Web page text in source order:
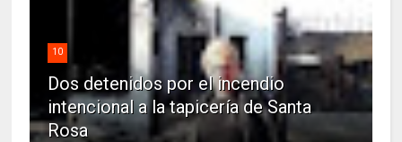
10
Dos detenidos por el incendio
intencional a la tapicería de Santa
Rosa